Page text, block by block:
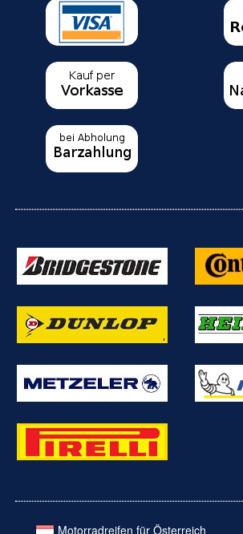
Motorradreifen für Österreich